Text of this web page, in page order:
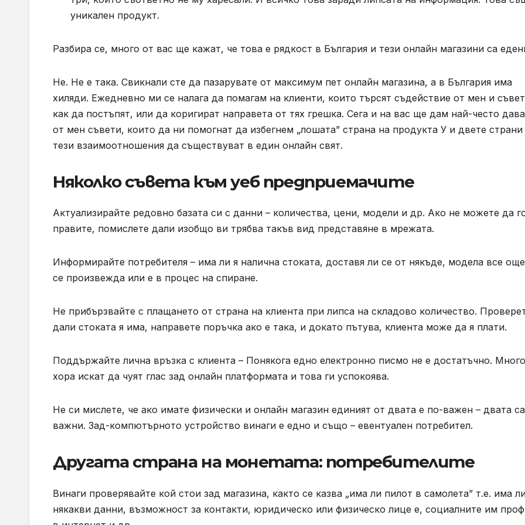
уникален продукт.
Разбира се, много от вас ще кажат, че това е рядкост в България и тези онлайн магазини са
Не. Не е така. Свикнали сте да пазарувате от максимум пет онлайн магазина, а в България има
хиляди. Ежедневно ми се налага да помагам на клиенти, които търсят съдействие от мен и
как да постъпят, или да коригират направета от тях грешка. Сега и на вас ще дам най-често
от мен съвети, които да ни помогнат да избегнем „лошата” страна на продукта У и двете страни
тези взаимоотношения да съществуват в един онлайн свят.
Няколко съвета към уеб предприемачите
Актуализирайте редовно базата си с данни – количества, цени, модели и др. Ако не можете да
правите, помислете дали изобщо ви трябва такъв вид представяне в мрежата.
Информирайте потребителя – има ли я налична стоката, доставя ли се от някъде, модела все
се произвежда или е в процес на спиране.
Не прибързвайте с плащането от страна на клиента при липса на складово количество.
дали стоката я има, направете поръчка ако е така, и докато пътува, клиента може да я плати.
Поддържайте лична връзка с клиента – Понякога едно електронно писмо не е достатъчно. Много
хора искат да чуят глас зад онлайн платформата и това ги успокоява.
Не си мислете, че ако имате физически и онлайн магазин единият от двата е по-важен – двата са
важни. Зад-компютърното устройство винаги е едно и също – евентуален потребител.
Другата страна на монетата: потребителите
Винаги проверявайте кой стои зад магазина, както се казва „има ли пилот в самолета” т.е. има
някакви данни, възможност за контакти, юридическо или физическо лице е, социалните им